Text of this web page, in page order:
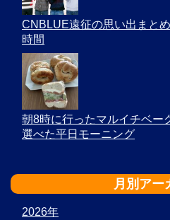
CNBLUE遠征の思い出まと
時間
朝8時に行ったマルイチベー
選べた平日モーニング
月別アー
2026年